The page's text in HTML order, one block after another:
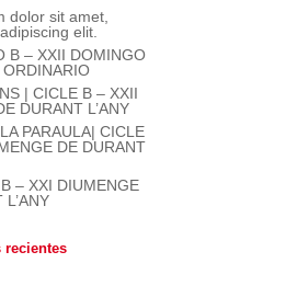
dolor sit amet,
elit.
B – XXII DOMINGO
| CICLE B – XXII
DURANT L’ANY
PARAULA| CICLE
DE DURANT
– XXI DIUMENGE
L’ANY
recientes